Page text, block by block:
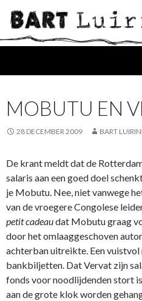
MOBUTU EN
28 DECEMBER 2009 BART
De krant meldt dat de
salaris aan een goed doel
je Mobutu. Nee, niet vanwege
van de vroegere Congolese
petit cadeaudat Mobutu graag
door het omlaaggeschoven
achterban uitreikte. Een
bankbiljetten. Dat Vervat zijn
fonds voor noodlijdenden stort
aan de grote klok worden